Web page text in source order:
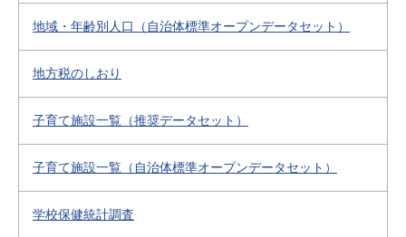
地域・年齢別人口（自治体標準オープンデータセット）
地方税のしおり
子育て施設一覧（推奨データセット）
子育て施設一覧（自治体標準オープンデータセット）
学校保健統計調査